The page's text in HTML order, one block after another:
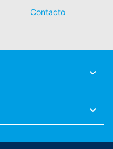
Contacto